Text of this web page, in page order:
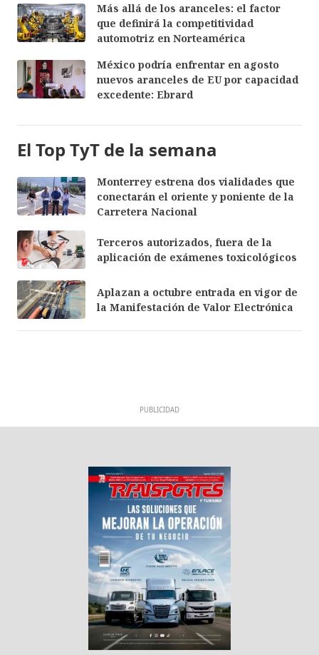
Más allá de los aranceles: el factor
que definirá la competitividad
automotriz en Norteamérica
México podría enfrentar en agosto
nuevos aranceles de EU por capacidad
excedente: Ebrard
El Top TyT de la semana
Monterrey estrena dos vialidades que
conectarán el oriente y poniente de la
Carretera Nacional
Terceros autorizados, fuera de la
aplicación de exámenes toxicológicos
Aplazan a octubre entrada en vigor de
la Manifestación de Valor Electrónica
PUBLICIDAD